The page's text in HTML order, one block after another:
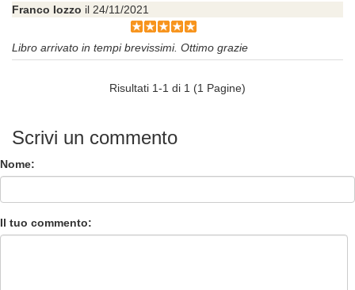
Franco Iozzo il 24/11/2021
Libro arrivato in tempi brevissimi. Ottimo grazie
Risultati 1-1 di 1 (1 Pagine)
Scrivi un commento
Nome:
Il tuo commento: